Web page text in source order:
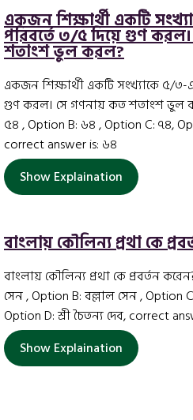
একজন শিক্ষার্থী একটি
পরিবর্তে ৩/৫ দিয়ে গুণ
শতাংশ ভুল করল?
একজন শিক্ষার্থী একটি সংখ্যাকে ৫/৩-
গুণ করল। সে গণনায় কত শতাংশ ভুল
৫৪ , Option B: ৬৪ , Option C: ৭৪,
correct answer is: ৬৪
Show Explaination
বাংলায় কৌলিন্য প্রথা কে
বাংলায় কৌলিন্য প্রথা কে প্রবর্তন
সেন , Option B: বল্লাল সেন , Option
Option D: শ্রী চৈতন্য দেব, correct
Show Explaination